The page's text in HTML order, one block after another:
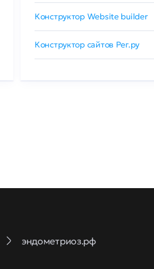
Конструктор Website builder
Конструктор сайтов Рег.ру
эндометриоз.рф